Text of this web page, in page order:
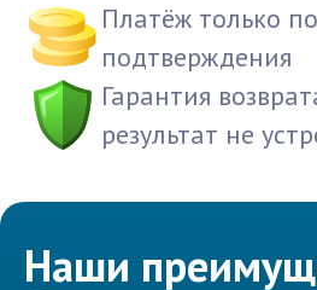
Платёж только
подтверждения
Гарантия
результат не
Наши